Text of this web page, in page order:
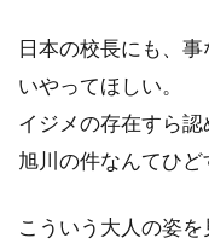
日本の校長にも、
いやってほしい。
イジメの存在すら認
旭川の件なんてひど
こういう大人の姿